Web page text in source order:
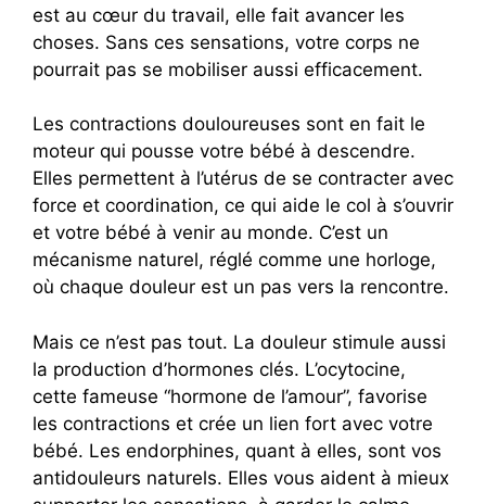
est au cœur du travail, elle fait avancer les
choses. Sans ces sensations, votre corps ne
pourrait pas se mobiliser aussi efficacement.
Les contractions douloureuses sont en fait le
moteur qui pousse votre bébé à descendre.
Elles permettent à l’utérus de se contracter avec
force et coordination, ce qui aide le col à s’ouvrir
et votre bébé à venir au monde. C’est un
mécanisme naturel, réglé comme une horloge,
où chaque douleur est un pas vers la rencontre.
Mais ce n’est pas tout. La douleur stimule aussi
la production d’hormones clés. L’ocytocine,
cette fameuse “hormone de l’amour”, favorise
les contractions et crée un lien fort avec votre
bébé. Les endorphines, quant à elles, sont vos
antidouleurs naturels. Elles vous aident à mieux